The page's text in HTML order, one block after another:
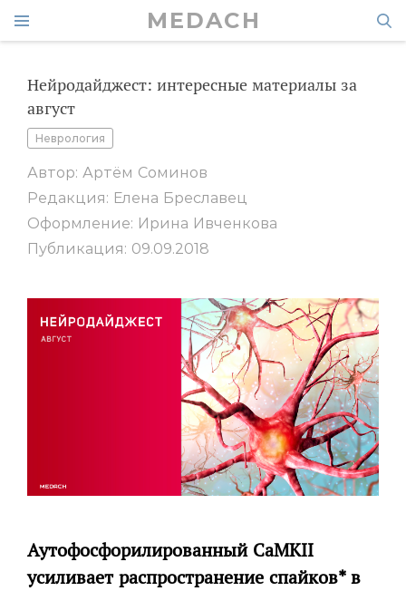
MEDACH
Нейродайджест: интересные материалы за
август
Неврология
Автор: Артём Соминов
Редакция: Елена Бреславец
Оформление: Ирина Ивченкова
Публикация: 09.09.2018
Аутофосфорилированный CaMKII
усиливает распространение спайков* в